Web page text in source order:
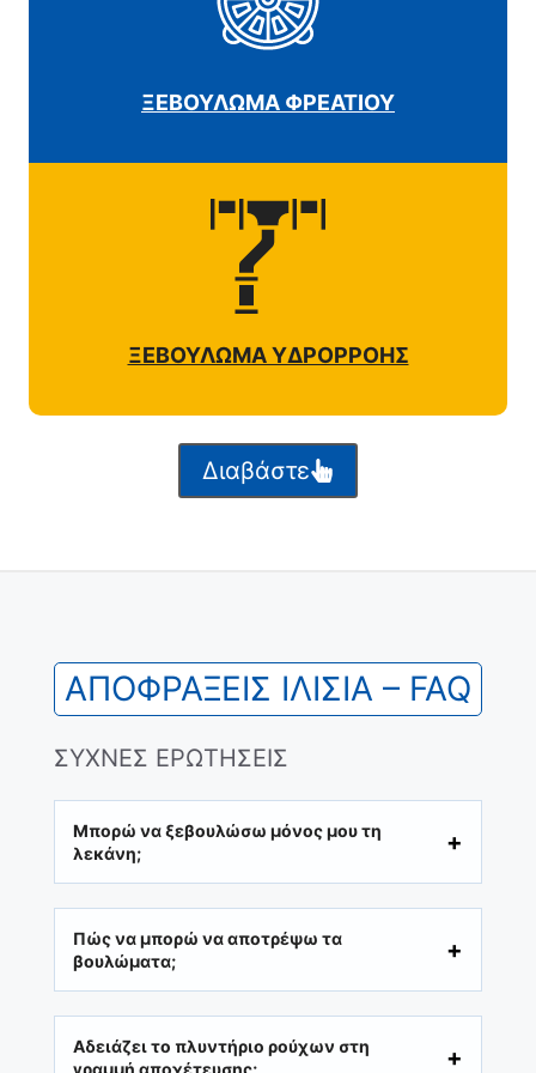
ΞΕΒΟΥΛΩΜΑ ΦΡΕΑΤΙΟΥ
ΞΕΒΟΥΛΩΜΑ ΥΔΡΟΡΡΟΗΣ
Διαβάστε
ΑΠΟΦΡΑΞΕΙΣ ΙΛΙΣΙΑ – FAQ
ΣΥΧΝΕΣ ΕΡΩΤΗΣΕΙΣ
Μπορώ να ξεβουλώσω μόνος μου τη
λεκάνη;
Πώς να μπορώ να αποτρέψω τα
βουλώματα;
Αδειάζει το πλυντήριο ρούχων στη